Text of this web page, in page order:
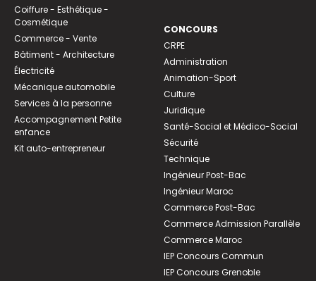
Coiffure - Esthétique -
Cosmétique
Commerce - Vente
Bâtiment - Architecture
Électricité
Mécanique automobile
Services à la personne
Accompagnement Petite
enfance
Kit auto-entrepreneur
CONCOURS
CRPE
Administration
Animation-Sport
Culture
Juridique
Santé-Social et Médico-Social
Sécurité
Technique
Ingénieur Post-Bac
Ingénieur Maroc
Commerce Post-Bac
Commerce Admission Parallèle
Commerce Maroc
IEP Concours Commun
IEP Concours Grenoble